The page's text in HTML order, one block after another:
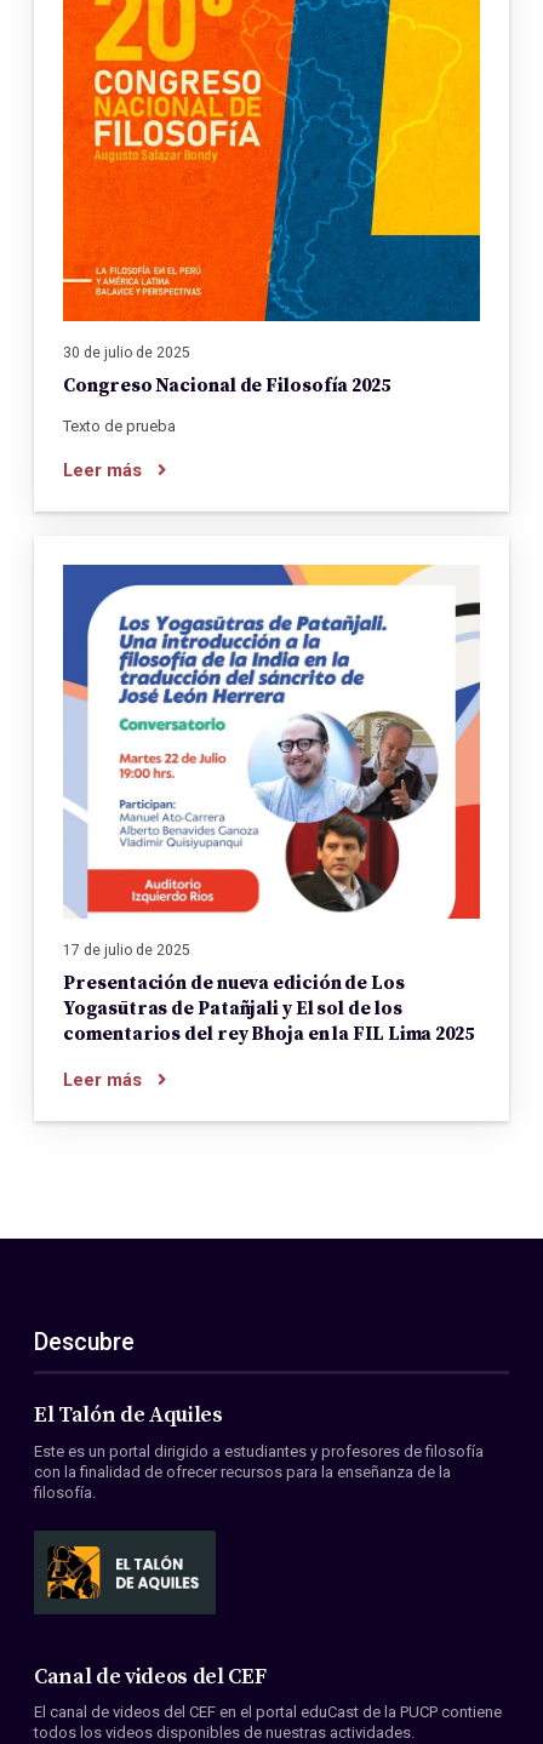
30 de julio de 2025
Congreso Nacional de Filosofía 2025
Texto de prueba
Leer más
17 de julio de 2025
Presentación de nueva edición de Los
Yogasūtras de Patañjali y El sol de los
comentarios del rey Bhoja en la FIL Lima 2025
Leer más
Descubre
El Talón de Aquiles
Este es un portal dirigido a estudiantes y profesores de filosofía
con la finalidad de ofrecer recursos para la enseñanza de la
filosofía.
Canal de videos del CEF
El canal de videos del CEF en el portal eduCast de la PUCP contiene
todos los videos disponibles de nuestras actividades.